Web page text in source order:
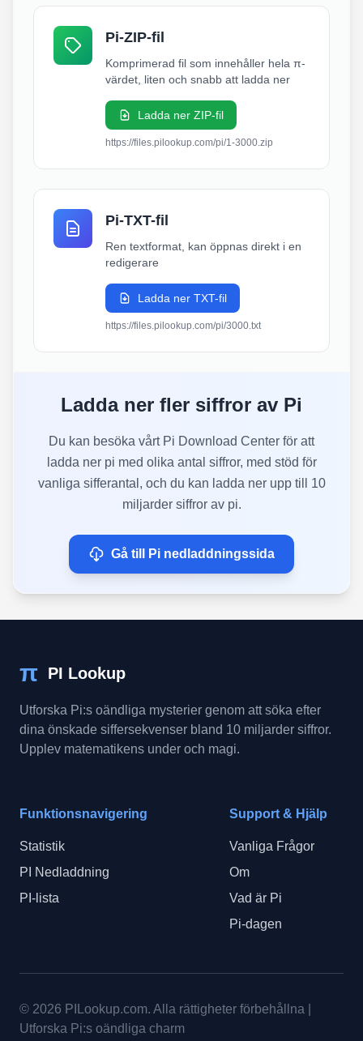
Pi-ZIP-fil
Komprimerad fil som innehåller hela π-
värdet, liten och snabb att ladda ner
Ladda ner ZIP-fil
https://files.pilookup.com/pi/1-3000.zip
Pi-TXT-fil
Ren textformat, kan öppnas direkt i en
redigerare
Ladda ner TXT-fil
https://files.pilookup.com/pi/3000.txt
Ladda ner fler siffror av Pi
Du kan besöka vårt Pi Download Center för att
ladda ner pi med olika antal siffror, med stöd för
vanliga sifferantal, och du kan ladda ner upp till 10
miljarder siffror av pi.
Gå till Pi nedladdningssida
π PI Lookup
Utforska Pi:s oändliga mysterier genom att söka efter
dina önskade siffersekvenser bland 10 miljarder siffror.
Upplev matematikens under och magi.
Funktionsnavigering
Statistik
PI Nedladdning
PI-lista
Support & Hjälp
Vanliga Frågor
Om
Vad är Pi
Pi-dagen
© 2026 PILookup.com. Alla rättigheter förbehållna
Utforska Pi:s oändliga charm